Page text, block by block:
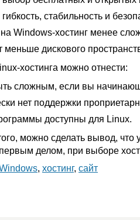
стабильность и
Windows-хостинг менее
меньше дискового
хостинга можно отнести:
сложным, если вы
нет поддержки
доступны для Linux.
можно сделать вывод, что
делом, при выборе
, хостинг, сайт